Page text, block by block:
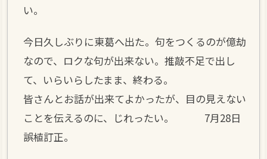
い。
今日久しぶりに東葛へ出た。句をつくるのが億劫
なので、ロクな句が出来ない。推敲不足で出し
て、いらいらしたまま、終わる。
皆さんとお話が出来てよかったが、目の見えない
ことを伝えるのに、じれったい。 7月28日
誤植訂正。